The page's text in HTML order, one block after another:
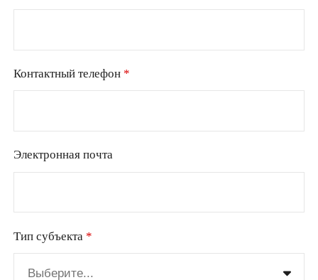
Контактный телефон *
Электронная почта
Тип субъекта *